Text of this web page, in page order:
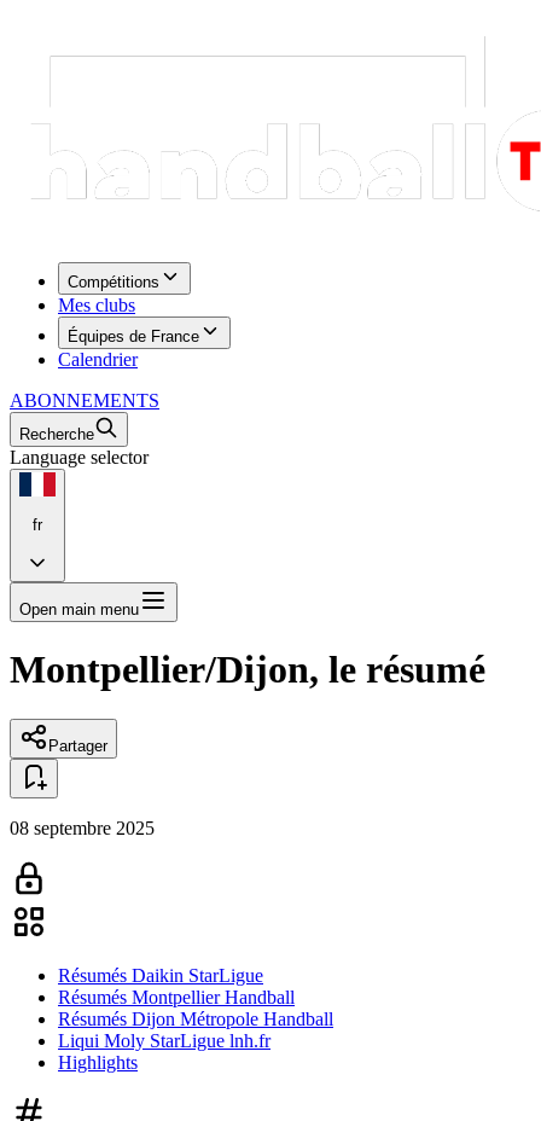
Compétitions
Mes clubs
Équipes de France
Calendrier
ABONNEMENTS
Recherche
Language selector
fr
Open main menu
Montpellier/Dijon, le résumé
Partager
08 septembre 2025
Résumés Daikin StarLigue
Résumés Montpellier Handball
Résumés Dijon Métropole Handball
Liqui Moly StarLigue lnh.fr
Highlights